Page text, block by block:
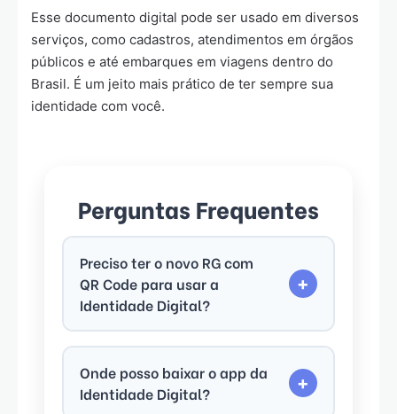
Esse documento digital pode ser usado em diversos
serviços, como cadastros, atendimentos em órgãos
públicos e até embarques em viagens dentro do
Brasil. É um jeito mais prático de ter sempre sua
identidade com você.
Perguntas Frequentes
Preciso ter o novo RG com
QR Code para usar a
Identidade Digital?
+
QR Code.
Onde posso baixar o app da
Identidade Digital?
+